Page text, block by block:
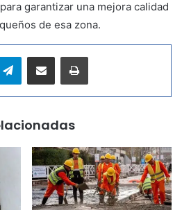
garantizar una mejora calidad
de esa zona.
Telegram